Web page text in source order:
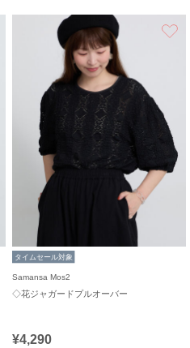
タイムセール対象
Samansa Mos2
◇花ジャガードプルオーバー
¥4,290